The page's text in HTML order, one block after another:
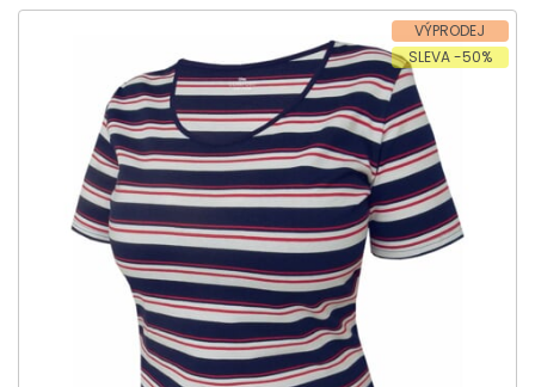
VÝPRODEJ
SLEVA -50%